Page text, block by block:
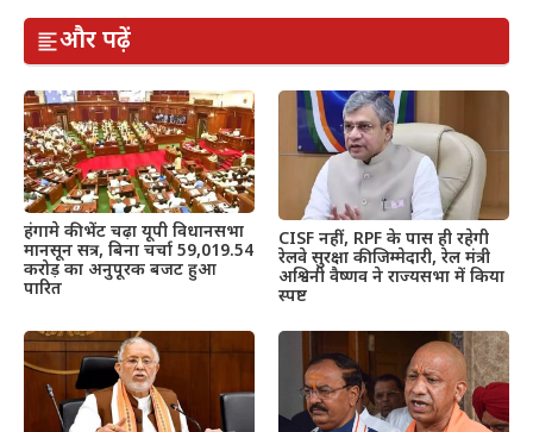
और पढ़ें
हंगामे की भेंट चढ़ा यूपी विधानसभा
मानसून सत्र, बिना चर्चा 59,019.54
करोड़ का अनुपूरक बजट हुआ
पारित
CISF नहीं, RPF के पास ही रहेगी
रेलवे सुरक्षा की जिम्मेदारी, रेल मंत्री
अश्विनी वैष्णव ने राज्यसभा में किया
स्पष्ट